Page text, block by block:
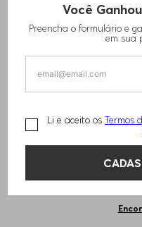
Você
Preencha o formulário e
em sua
Li e aceito os Termos
BLAZER DE
AOS VINCOS
R$ 3.220,00
TAMANHO -36
Qual o seu Tamanho?